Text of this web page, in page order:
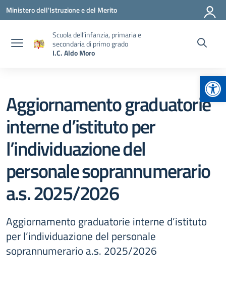
Vai ai contenuti
Vai al menu di navigazione
Vai al footer
Ministero dell'Istruzione e del Merito
Scuola dell’infanzia, primaria e
secondaria di primo grado
I.C. Aldo Moro
Aggiornamento graduatorie
interne d’istituto per
l’individuazione del
personale soprannumerario
a.s. 2025/2026
Aggiornamento graduatorie interne d’istituto
per l’individuazione del personale
soprannumerario a.s. 2025/2026